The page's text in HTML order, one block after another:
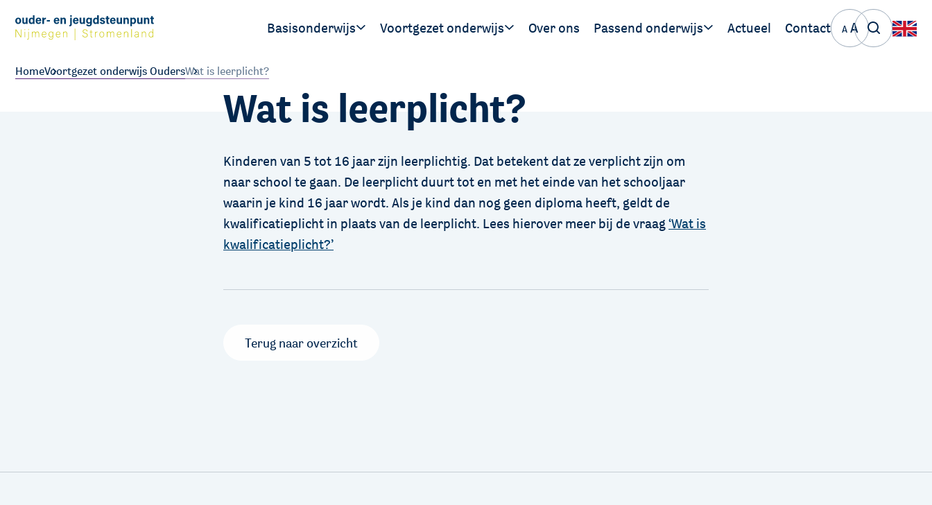
Basisonderwijs
Leerlingen
Voortgezet onderwijs Over ons Passend onderwijs Actueel Contact A A
HomeVoortgezet onderwijs OudersWat is leerplicht?
Wat is leerplicht?
Kinderen van 5 tot 16 jaar zijn leerplichtig. Dat betekent dat ze verplicht zijn om
naar school te gaan. De leerplicht duurt tot en met het einde van het schooljaar
waarin je kind 16 jaar wordt. Als je kind dan nog geen diploma heeft, geldt de
kwalificatieplicht in plaats van de leerplicht. Lees hierover meer bij de vraag‘Wat is
kwalificatieplicht?’
Terug naar overzicht